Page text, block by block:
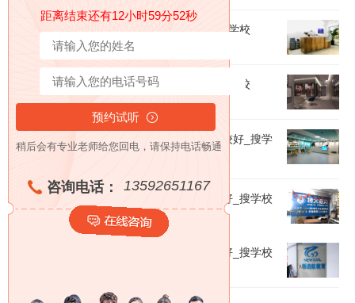
距离结束还有12小时59分52秒
稍后会有专业老师给您回电，请保持电话畅通
咨询电话： 13592651167
洛阳托福培训机构十大排名_哪个比较好_搜学校
惠州化妆培训机构十大排名_哪个比较好_搜学校
成都数据分析师培训机构十大排名_哪个比较好_搜学
西安素质教育培训机构十大排名_哪个比较好_搜学校
成都思维训练培训机构十大排名_哪个比较好_搜学校